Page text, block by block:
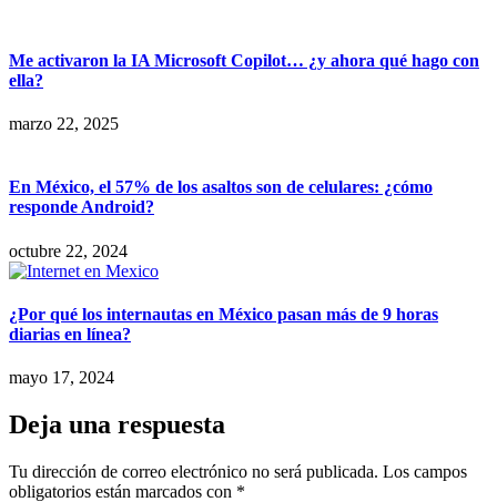
Me activaron la IA Microsoft Copilot… ¿y ahora qué hago con
ella?
marzo 22, 2025
En México, el 57% de los asaltos son de celulares: ¿cómo
responde Android?
octubre 22, 2024
¿Por qué los internautas en México pasan más de 9 horas
diarias en línea?
mayo 17, 2024
Deja una respuesta
Tu dirección de correo electrónico no será publicada. Los campos
obligatorios están marcados con *